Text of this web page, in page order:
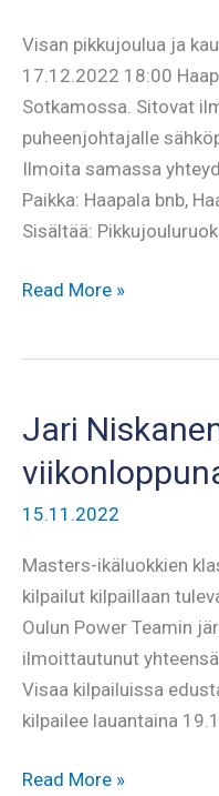
Visan pikkujoulua ja
17.12.2022 18:00
Sotkamossa. Sitovat
puheenjohtajalle
Ilmoita samassa
Paikka: Haapala bnb,
Sisältää:
Pikkujoulut
Visan
jäsenille
Read More »
Jari
15.11.2022
Masters-ikäluokkien
kilpailut kilpaillaan
Oulun Power Teamin
ilmoittautunut
Visaa kilpailuissa
kilpailee lauantaina
Jari
Read More »